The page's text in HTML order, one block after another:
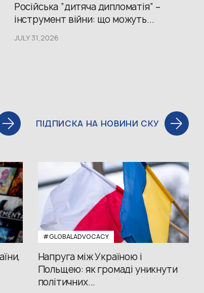
Російська “дитяча дипломатія” –
інструмент війни: що можуть...
JULY 31,2026
ПІДПИСКА НА НОВИНИ СКУ
#GLOBALADVOCACY
Напруга між Україною і
Польщею: як громаді уникнути
політичних...